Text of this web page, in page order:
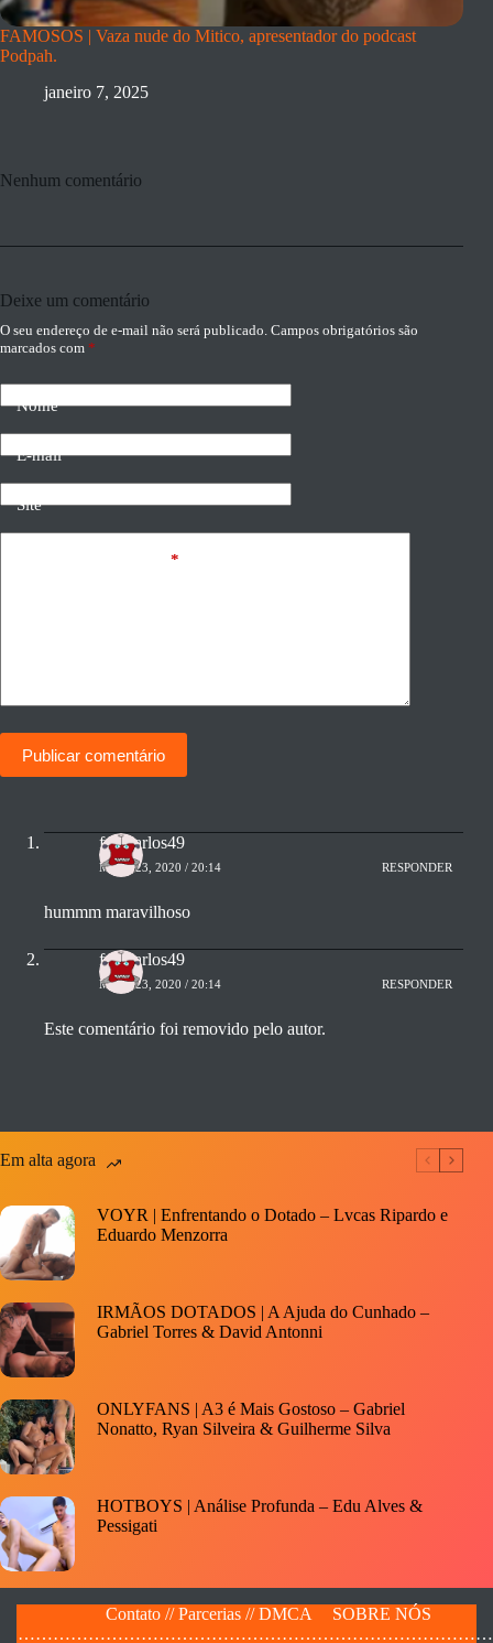
FAMOSOS | Vaza nude do Mitico, apresentador do podcast
Podpah.
janeiro 7, 2025
Nenhum comentário
Deixe um comentário
O seu endereço de e-mail não será publicado. Campos obrigatórios são
marcados com *
Nome
E-mail
Site
*
Publicar comentário
fredcarlos49
MAIO 23, 2020 / 20:14 RESPONDER
hummm maravilhoso
fredcarlos49
MAIO 23, 2020 / 20:14 RESPONDER
Este comentário foi removido pelo autor.
Em alta agora
VOYR | Enfrentando o Dotado – Lvcas Ripardo e
Eduardo Menzorra
IRMÃOS DOTADOS | A Ajuda do Cunhado –
Gabriel Torres & David Antonni
ONLYFANS | A3 é Mais Gostoso – Gabriel
Nonatto, Ryan Silveira & Guilherme Silva
HOTBOYS | Análise Profunda – Edu Alves &
Pessigati
Contato // Parcerias // DMCA
SOBRE NÓS